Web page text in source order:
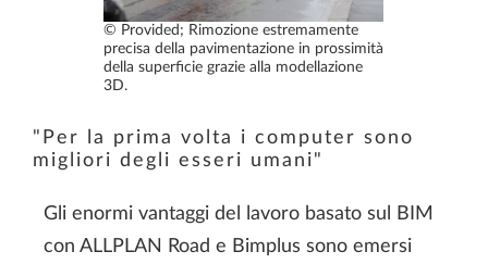
© Provided; Rimozione estremamente
precisa della pavimentazione in prossimità
della superficie grazie alla modellazione
3D.
"Per la prima volta i computer sono
migliori degli esseri umani"
Gli enormi vantaggi del lavoro basato sul BIM
con ALLPLAN Road e Bimplus sono emersi